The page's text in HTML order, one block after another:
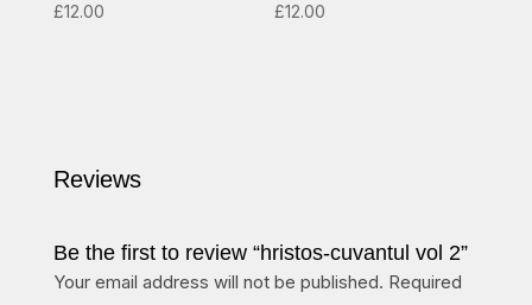
£12.00
£12.00
Reviews
Be the first to review “hristos-cuvantul vol 2”
Your email address will not be published. Required